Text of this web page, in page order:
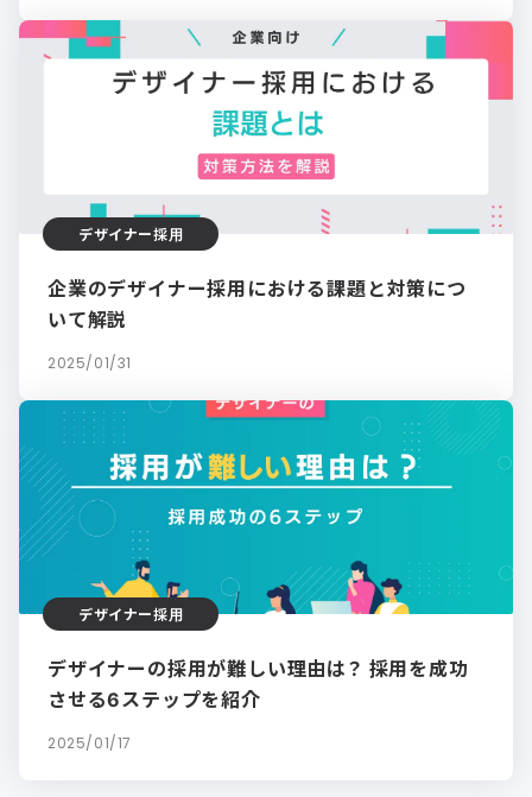
デザイナー採用
企業のデザイナー採用における課題と対策につ
いて解説
2025/01/31
デザイナー採用
デザイナーの採用が難しい理由は？ 採用を成功
させる6ステップを紹介
2025/01/17